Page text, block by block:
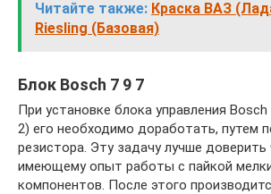
Читайте также: Краска ВАЗ
Riesling (Базовая)
Блок Bosch 7 9 7
При установке блока управления
2) его необходимо доработать, путем
резистора. Эту задачу лучше доверить
имеющему опыт работы с пайкой
компонентов. После этого